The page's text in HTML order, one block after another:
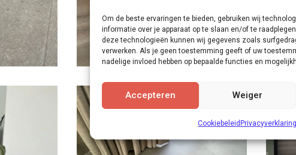
Om de beste ervaringen te bieden, gebruiken wij
informatie over je apparaat op te slaan en/of te
deze technologieën kunnen wij gegevens zoals
verwerken. Als je geen toestemming geeft of uw
nadelige invloed hebben op bepaalde functies en
Accepteren Weiger
CookiebeleidPrivacyverklaring